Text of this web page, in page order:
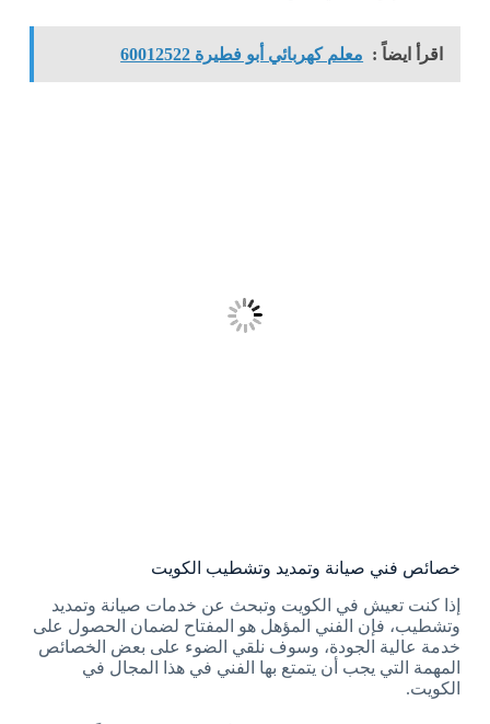
اقرأ ايضاً : معلم كهربائي أبو فطيرة 60012522
خصائص فني صيانة وتمديد وتشطيب الكويت
إذا كنت تعيش في الكويت وتبحث عن خدمات صيانة وتمديد
وتشطيب، فإن الفني المؤهل هو المفتاح لضمان الحصول على
خدمة عالية الجودة، وسوف نلقي الضوء على بعض الخصائص
المهمة التي يجب أن يتمتع بها الفني في هذا المجال في
الكويت.